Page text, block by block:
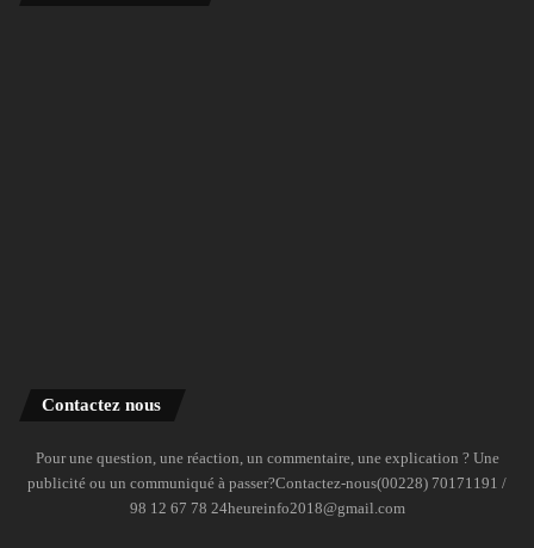
Contactez nous
Pour une question, une réaction, un commentaire, une explication ? Une
publicité ou un communiqué à passer?Contactez-nous(00228) 70171191 /
98 12 67 78 24heureinfo2018@gmail.com